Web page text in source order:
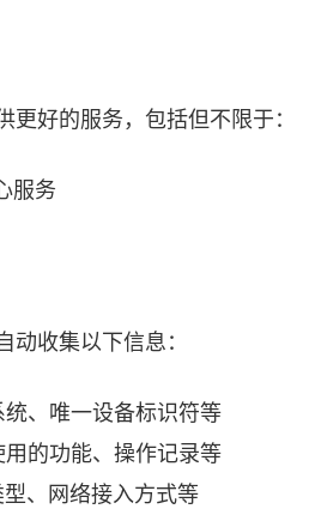
好的服务，包括但不限于：
服务
收集以下信息：
、唯一设备标识符等
的功能、操作记录等
、网络接入方式等